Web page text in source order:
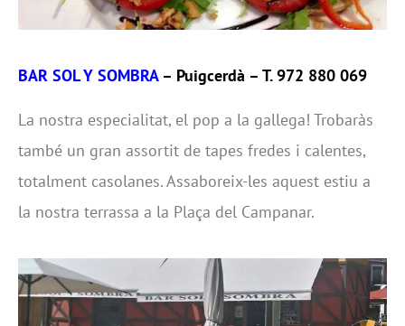
BAR SOL Y SOMBRA – Puigcerdà – T. 972 880 069
La nostra especialitat, el pop a la gallega! Trobaràs
també un gran assortit de tapes fredes i calentes,
totalment casolanes. Assaboreix-les aquest estiu a
la nostra terrassa a la Plaça del Campanar.